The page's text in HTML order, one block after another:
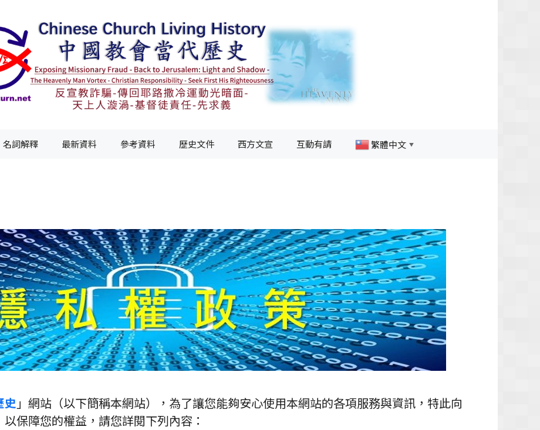
名詞解釋 最新資料 參考資料 歷史文件 西方文宣 互動有請 繁體中文 ▼
史 」網站（以下簡稱本網站），為了讓您能夠安心使用本網站的各項服務與資訊，特此向
保障您的權益，請您詳閱下列內容：